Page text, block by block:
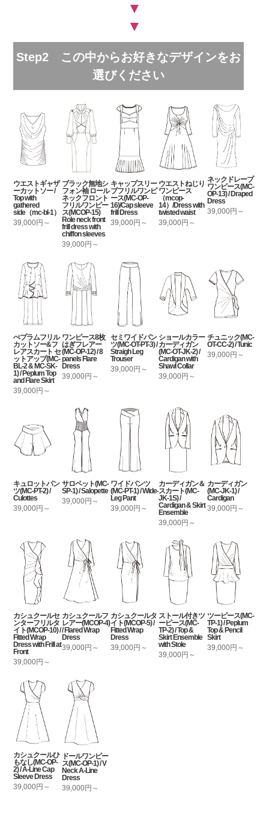
▼
▼
Step2 この中からお好きなデザインをお
選びください
ウエストギャザ
ーカットソー /
Top with
gathered
side（mc-bl-1）
39,000円～
ブラック無地シ
フォン袖 ロール
ネックフロント
フリルワンピー
ス(MCOP-15)
Role neck front
frill dress with
chiffon sleeves
39,000円～
キャップスリー
ブフリルワンピ
ース(MC-OP-
16)/Cap sleeve
frill Dress
39,000円～
ウエストねじり
ワンピース
（mcop-
14）/Dress with
twisted waist
39,000円～
ネックドレープ
ワンピース(MC-
OP-13) / Draped
Dress
39,000円～
ぺプラムフリル
カットソー&フ
レアスカート セ
ットアップ(MC-
BL-2 & MC-SK-
1) / Peplum Top
and Flare Skirt
39,000円～
ワンピース8枚
はぎフレアー
(MC-OP-12) / 8
panels Flare
Dress
39,000円～
セミワイドパン
ツ(MC-OT-PT-3) /
Straigh Leg
Trouser
39,000円～
ショールカラー
カーディガン
(MC-OT-JK-2) /
Cardigan with
Shawl Collar
39,000円～
チュニック(MC-
OT-CC-2) / Tunic
39,000円～
キュロットパン
ツ(MC-PT-2) /
Culottes
39,000円～
サロペット(MC-
SP-1) / Salopette
39,000円～
ワイドパンツ
(MC-PT-1) / Wide-
Leg Pant
39,000円～
カーディガン＆
スカート(MC-
JK-1S) /
Cardigan & Skirt
Ensemble
39,000円～
カーディガン
(MC-JK-1) /
Cardigan
39,000円～
カシュクールセ
ンターフリルタ
イト(MCOP-10) /
Fitted Wrap
Dress with Frill at
Front
39,000円～
カシュクールフ
レアー(MCOP-4)
/ Flared Wrap
Dress
39,000円～
カシュクールタ
イト(MCOP-5) /
Fitted Wrap
Dress
39,000円～
ストール付きツ
ーピース(MC-
TP-2) / Top &
Skirt Ensemble
with Stole
39,000円～
ツーピース(MC-
TP-1) / Peplum
Top & Pencil
Skirt
39,000円～
カシュクールひ
もなし(MC-OP-
2) / A-Line Cap
Sleeve Dress
39,000円～
ドールワンピー
ス(MC-OP-1) / V
Neck A-Line
Dress
39,000円～